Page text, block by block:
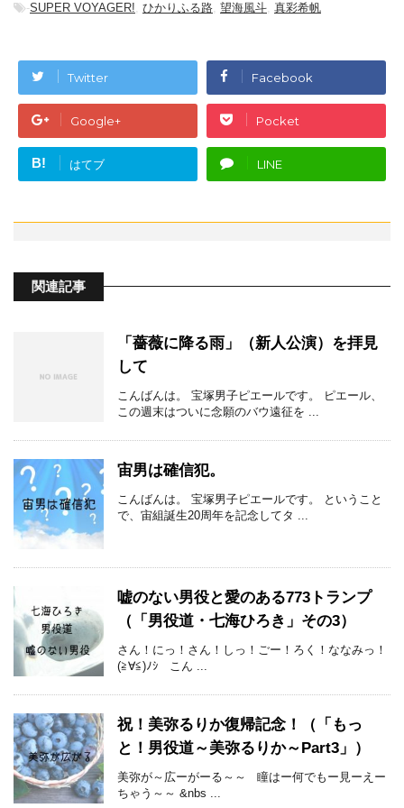
-SUPER VOYAGER!, ひかりふる路, 望海風斗, 真彩希帆
Twitter Facebook
Google+ Pocket
B! はてブ LINE
関連記事
「薔薇に降る雨」（新人公演）を拝見
して
こんばんは。 宝塚男子ピエールです。 ピエール、
この週末はついに念願のバウ遠征を ...
宙男は確信犯。
こんばんは。 宝塚男子ピエールです。 ということ
で、宙組誕生20周年を記念してタ ...
嘘のない男役と愛のある773トランプ
（「男役道・七海ひろき」その3）
さん！にっ！さん！しっ！ごー！ろく！ななみっ！
(≧∀≦)ﾉｼ こん ...
祝！美弥るりか復帰記念！（「もっ
と！男役道～美弥るりか～Part3」）
美弥が～広ーがーる～～ 瞳はー何でもー見ーえー
ちゃう～～ &nbs ...